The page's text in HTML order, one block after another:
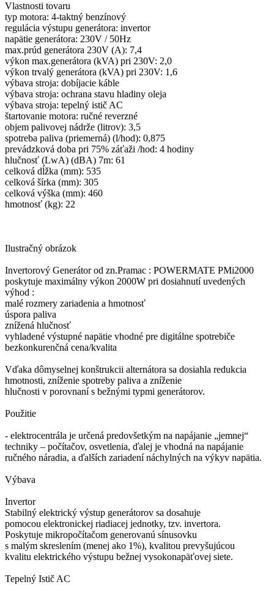
Vlastnosti tovaru
typ motora: 4-taktný benzínový
regulácia výstupu generátora: invertor
napätie generátora: 230V / 50Hz
max.prúd generátora 230V (A): 7,4
výkon max.generátora (kVA) pri 230V: 2,0
výkon trvalý generátora (kVA) pri 230V: 1,6
výbava stroja: dobíjacie káble
výbava stroja: ochrana stavu hladiny oleja
výbava stroja: tepelný istič AC
štartovanie motora: ručné reverzné
objem palivovej nádrže (litrov): 3,5
spotreba paliva (priemerná) (l/hod): 0,875
prevádzková doba pri 75% záťaži /hod: 4 hodiny
hlučnosť (LwA) (dBA) 7m: 61
celková dĺžka (mm): 535
celková šírka (mm): 305
celková výška (mm): 460
hmotnosť (kg): 22
Ilustračný obrázok
Invertorový Generátor od zn.Pramac : POWERMATE PMi2000
poskytuje maximálny výkon 2000W pri dosiahnutí uvedených
výhod :
malé rozmery zariadenia a hmotnosť
úspora paliva
znížená hlučnosť
vyhladené výstupné napätie vhodné pre digitálne spotrebiče
bezkonkurenčná cena/kvalita
Vďaka dômyselnej konštrukcii alternátora sa dosiahla redukcia
hmotnosti, zníženie spotreby paliva a zníženie
hlučnosti v porovnaní s bežnými typmi generátorov.
Použitie
- elektrocentrála je určená predovšetkým na napájanie „jemnej“
techniky – počítačov, osvetlenia, ďalej je vhodná na napájanie
ručného náradia, a ďalších zariadení náchylných na výkyv napätia.
Výbava
Invertor
Stabilný elektrický výstup generátorov sa dosahuje
pomocou elektronickej riadiacej jednotky, tzv. invertora.
Poskytuje mikropočítačom generovanú sínusovku
s malým skreslením (menej ako 1%), kvalitou prevyšujúcou
kvalitu elektrického výstupu bežnej vysokonapäťovej siete.
Tepelný Istič AC